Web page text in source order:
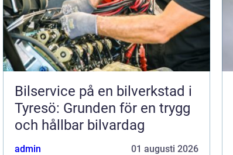
Bilservice på en bilverkstad i
Tyresö: Grunden för en trygg
och hållbar bilvardag
admin 01 augusti 2026